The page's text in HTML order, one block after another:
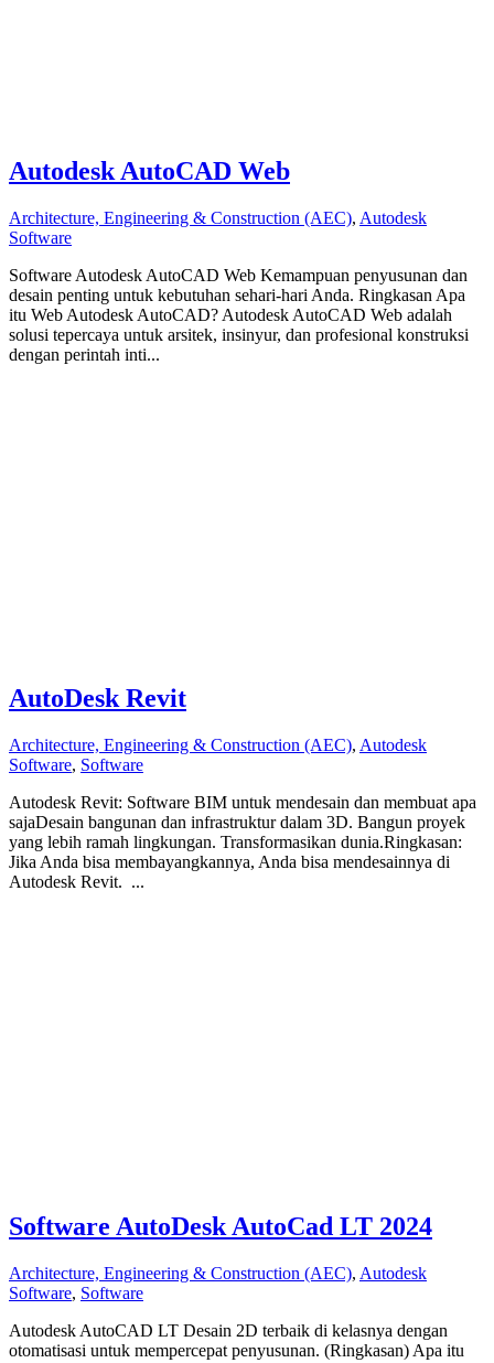
Autodesk AutoCAD Web
Architecture, Engineering & Construction (AEC), Autodesk
Software
Software Autodesk AutoCAD Web Kemampuan penyusunan dan
desain penting untuk kebutuhan sehari-hari Anda. Ringkasan Apa
itu Web Autodesk AutoCAD? Autodesk AutoCAD Web adalah
solusi tepercaya untuk arsitek, insinyur, dan profesional konstruksi
dengan perintah inti...
AutoDesk Revit
Architecture, Engineering & Construction (AEC), Autodesk
Software, Software
Autodesk Revit: Software BIM untuk mendesain dan membuat apa
sajaDesain bangunan dan infrastruktur dalam 3D. Bangun proyek
yang lebih ramah lingkungan. Transformasikan dunia.Ringkasan:
Jika Anda bisa membayangkannya, Anda bisa mendesainnya di
Autodesk Revit. ...
Software AutoDesk AutoCad LT 2024
Architecture, Engineering & Construction (AEC), Autodesk
Software, Software
Autodesk AutoCAD LT Desain 2D terbaik di kelasnya dengan
otomatisasi untuk mempercepat penyusunan. (Ringkasan) Apa itu